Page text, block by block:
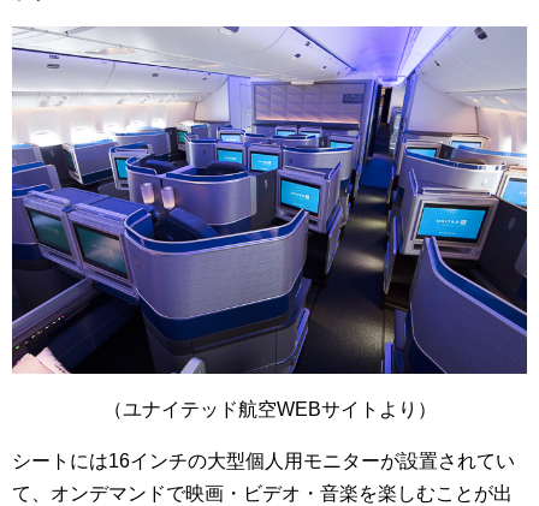
（ユナイテッド航空WEBサイトより）
シートには16インチの大型個人用モニターが設置されてい
て、オンデマンドで映画・ビデオ・音楽を楽しむことが出